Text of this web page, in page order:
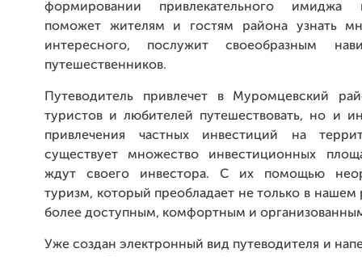
формировании привлекательного имиджа
поможет жителям и гостям района узнать
интересного, послужит своеобразным
путешественников.
Путеводитель привлечет в Муромцевский
туристов и любителей путешествовать, но и
привлечения частных инвестиций на
существует множество инвестиционных
ждут своего инвестора. С их помощью
туризм, который преобладает не только в нашем
более доступным, комфортным и
Уже создан электронный вид путеводителя и